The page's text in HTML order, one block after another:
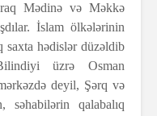
Mədinə və Məkkə
İslam ölkələrinin
saxta hədislər düzəldib
Bilindiyi üzrə Osman
deyil, Şərq və
səhabilərin qalabalıq